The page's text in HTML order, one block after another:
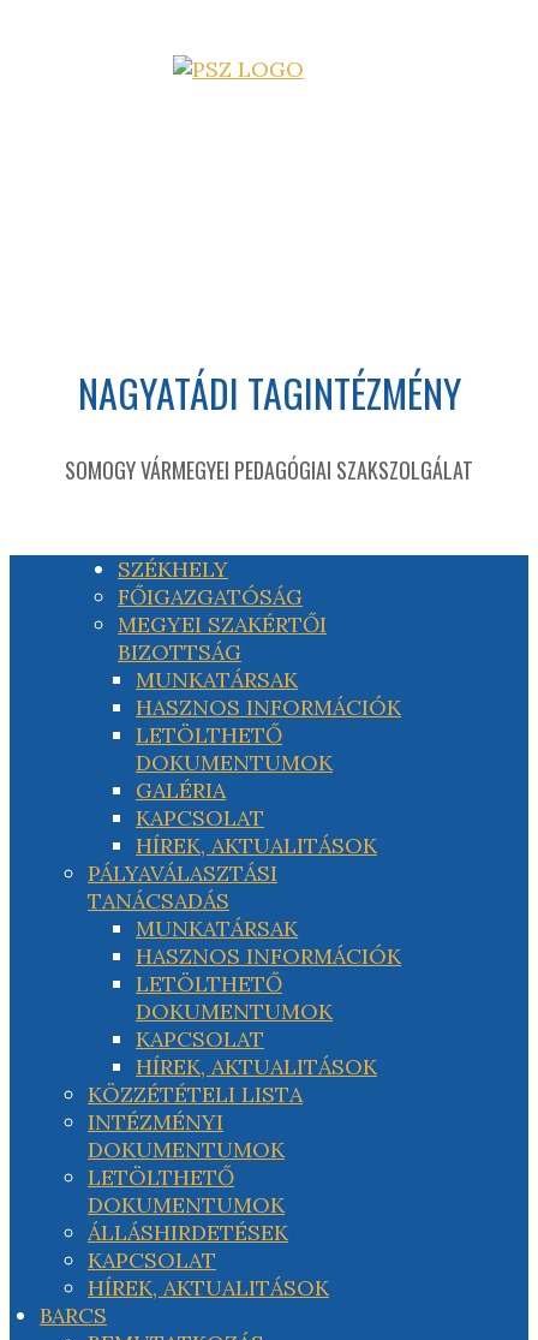
NAGYATÁDI TAGINTÉZMÉNY
SOMOGY VÁRMEGYEI PEDAGÓGIAI SZAKSZOLGÁLAT
SZÉKHELY
FŐIGAZGATÓSÁG
MEGYEI SZAKÉRTŐI
BIZOTTSÁG
MUNKATÁRSAK
HASZNOS INFORMÁCIÓK
LETÖLTHETŐ
DOKUMENTUMOK
GALÉRIA
KAPCSOLAT
HÍREK, AKTUALITÁSOK
PÁLYAVÁLASZTÁSI
TANÁCSADÁS
MUNKATÁRSAK
HASZNOS INFORMÁCIÓK
LETÖLTHETŐ
DOKUMENTUMOK
KAPCSOLAT
HÍREK, AKTUALITÁSOK
KÖZZÉTÉTELI LISTA
INTÉZMÉNYI
DOKUMENTUMOK
LETÖLTHETŐ
DOKUMENTUMOK
ÁLLÁSHIRDETÉSEK
KAPCSOLAT
HÍREK, AKTUALITÁSOK
BARCS